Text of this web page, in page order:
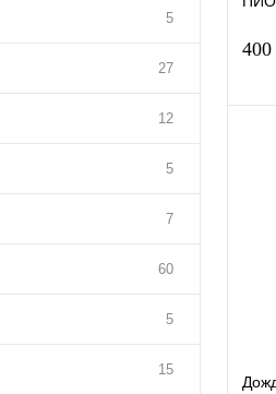
5
27
12
5
7
60
5
15